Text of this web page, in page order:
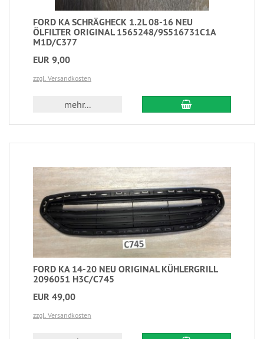
FORD KA SCHRÄGHECK 1.2L 08-16 NEU
ÖLFILTER ORIGINAL 1565248/9S516731C1A
M1D/C377
EUR 9,00
zzgl. Versandkosten
mehr...
FORD KA 14-20 NEU ORIGINAL KÜHLERGRILL
2096051 H3C/C745
EUR 49,00
zzgl. Versandkosten